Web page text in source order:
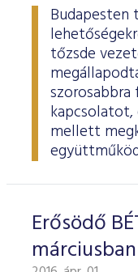
Budapesten
tőzsde
kapcsolatot,
mellett
Erősödő
márciusban